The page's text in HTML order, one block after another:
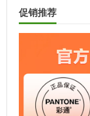
促销推荐